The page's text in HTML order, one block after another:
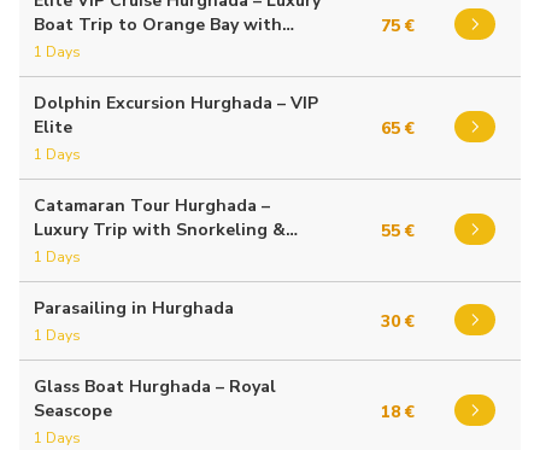
Boat Trip to Orange Bay with
Lunch
1 Days
75 €
Dolphin Excursion Hurghada – VIP
Elite
1 Days
65 €
Catamaran Tour Hurghada –
Luxury Trip with Snorkeling &
Dolphin Watching
1 Days
55 €
Parasailing in Hurghada
1 Days
30 €
Glass Boat Hurghada – Royal
Seascope
1 Days
18 €